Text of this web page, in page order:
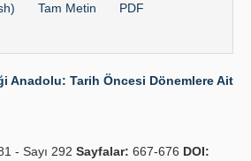
Tam Metin PDF
Anadolu: Tarih Öncesi Dönemlere Ait
- Sayı 292 Sayfalar: 667-676 DOI: